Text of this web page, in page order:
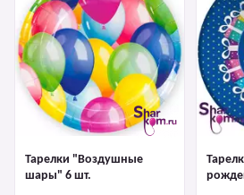
Тарелки "Воздушные
шары" 6 шт.